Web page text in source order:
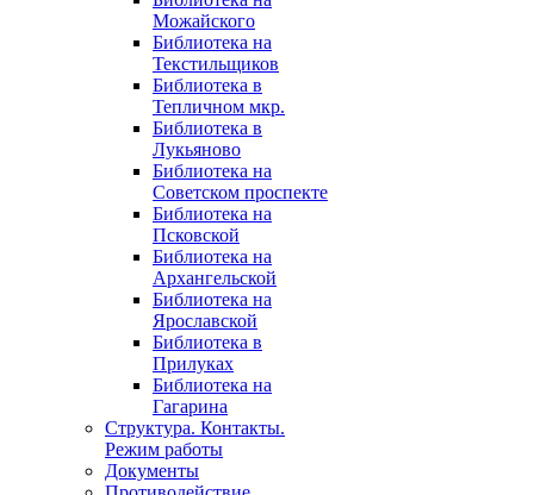
Можайского
Библиотека на
Текстильщиков
Библиотека в
Тепличном мкр.
Библиотека в
Лукьяново
Библиотека на
Советском проспекте
Библиотека на
Псковской
Библиотека на
Архангельской
Библиотека на
Ярославской
Библиотека в
Прилуках
Библиотека на
Гагарина
Структура. Контакты.
Режим работы
Документы